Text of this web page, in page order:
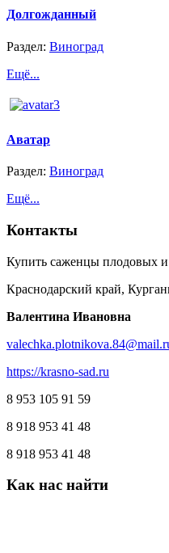
Долгожданный
Раздел: Виноград
Ещё...
Аватар
Раздел: Виноград
Ещё...
Контакты
Купить саженцы плодовых и
Краснодарский край,
Валентина Ивановна
https://krasno-sad.ru
8 953 105 91 59
8 918 953 41 48
8 918 953 41 48
Как нас найти